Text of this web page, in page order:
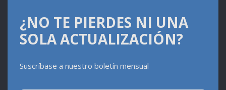
¿NO TE PIERDES NI UNA
SOLA ACTUALIZACIÓN?
Suscríbase a nuestro boletín mensual